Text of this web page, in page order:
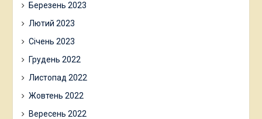
Березень 2023
Лютий 2023
Січень 2023
Грудень 2022
Листопад 2022
Жовтень 2022
Вересень 2022